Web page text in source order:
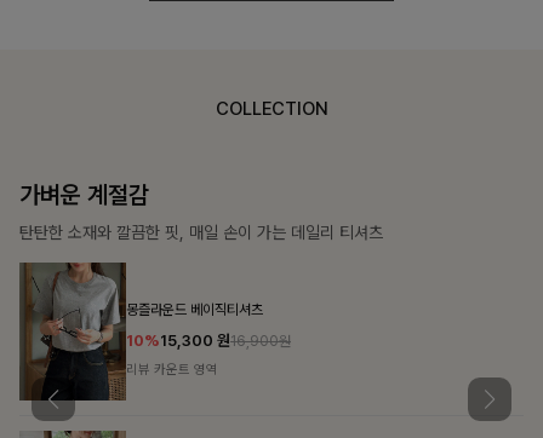
COLLECTION
가장 쉬운 코디
특별한 날부터 일상까지 함께하는 룩